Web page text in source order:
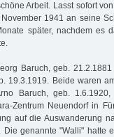
Arbeit. Lasst sofort
1941 an seine
später, nachdem es
Baruch, geb.
19.3.1919. Beide waren
Baruch, geb.
Zentrum Neuendorf in
auf die Auswanderung
genannte "Walli" hatte